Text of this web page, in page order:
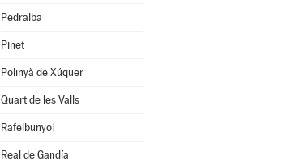
Pedralba
Pinet
Polinyà de Xúquer
Quart de les Valls
Rafelbunyol
Real de Gandía